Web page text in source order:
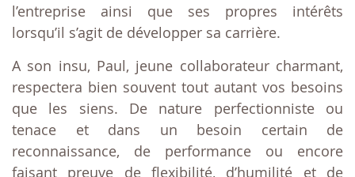
l’entreprise ainsi que ses propres intérêts
lorsqu’il s’agit de développer sa carrière.
A son insu, Paul, jeune collaborateur charmant,
respectera bien souvent tout autant vos besoins
que les siens. De nature perfectionniste ou
tenace et dans un besoin certain de
reconnaissance, de performance ou encore
faisant preuve de flexibilité, d’humilité et de